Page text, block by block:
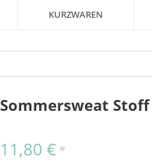
KURZWAREN
Sommersweat
11,80 € *